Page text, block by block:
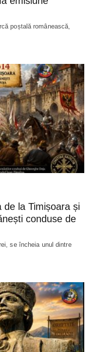
poștală românească,
de la Timișoara și
conduse de
se încheia unul dintre